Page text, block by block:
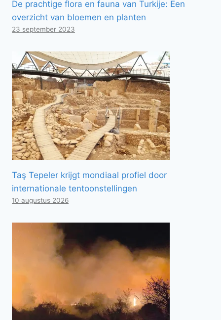
De prachtige flora en fauna van Turkije: Een
overzicht van bloemen en planten
23 september 2023
Taş Tepeler krijgt mondiaal profiel door
internationale tentoonstellingen
10 augustus 2026